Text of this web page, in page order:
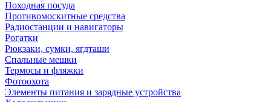
Походная посуда
Противомоскитные средства
Радиостанции и навигаторы
Рогатки
Рюкзаки, сумки, ягдташи
Спальные мешки
Термосы и фляжки
Фотоохота
Элементы питания и зарядные устройства